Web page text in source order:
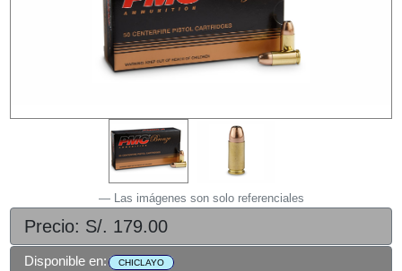
Las imágenes son solo referenciales
Precio: S/. 179.00
Disponible en: CHICLAYO